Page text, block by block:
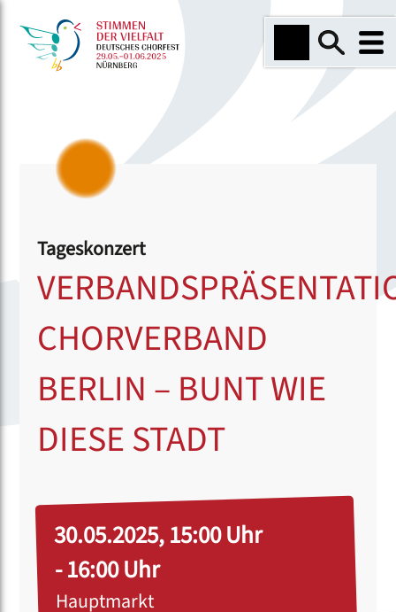
Tageskonzert
CHORVERBAND
BERLIN – BUNT WIE
DIESE STADT
30.05.2025, 15:00 Uhr
- 16:00 Uhr
Hauptmarkt